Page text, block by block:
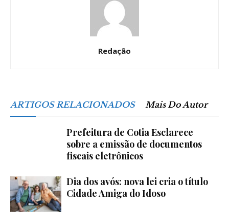
Redação
ARTIGOS RELACIONADOS Mais Do Autor
Prefeitura de Cotia Esclarece
sobre a emissão de documentos
fiscais eletrônicos
Dia dos avós: nova lei cria o título
Cidade Amiga do Idoso